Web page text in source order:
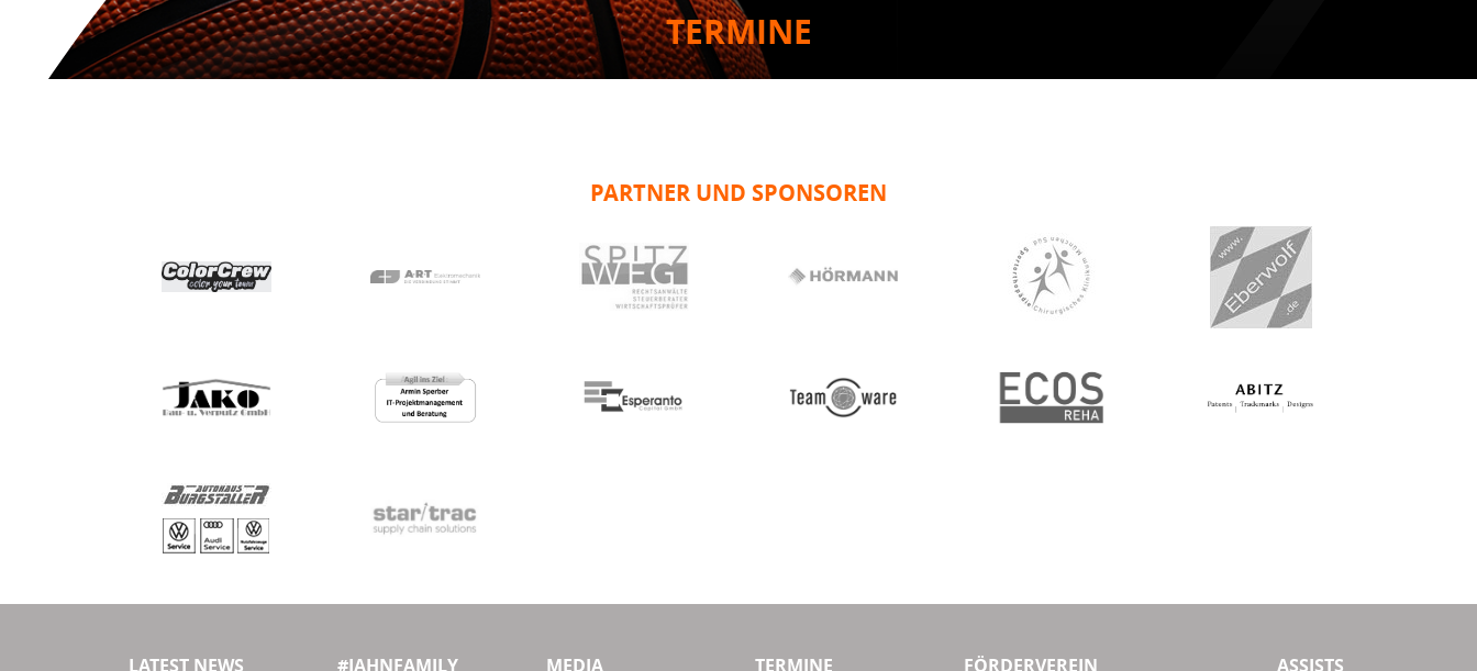
TERMINE
PARTNER UND SPONSOREN
LATEST NEWS
#JAHNFAMILY
MEDIA
TERMINE
FÖRDERVEREIN
ASSISTS